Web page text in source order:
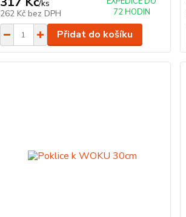
/ks
262 Kč bez DPH
72 HODIN
Přidat do košíku